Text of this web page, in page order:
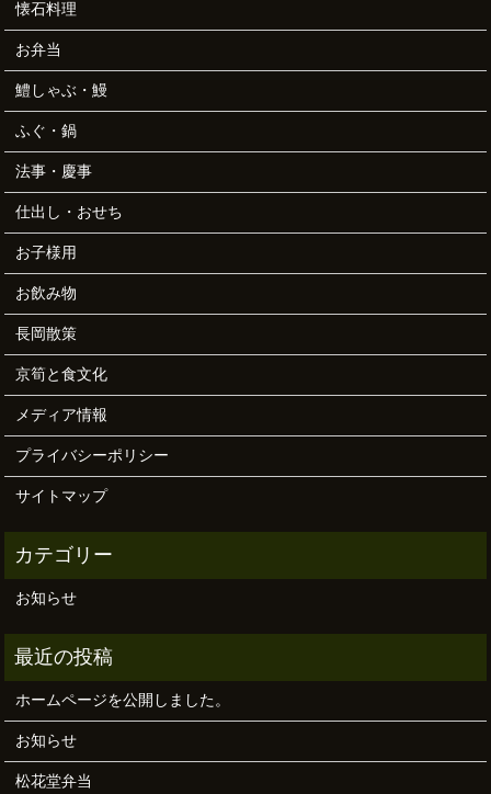
懐石料理
お弁当
鱧しゃぶ・鰻
ふぐ・鍋
法事・慶事
仕出し・おせち
お子様用
お飲み物
長岡散策
京筍と食文化
メディア情報
プライバシーポリシー
サイトマップ
お知らせ
ホームページを公開しました。
お知らせ
松花堂弁当